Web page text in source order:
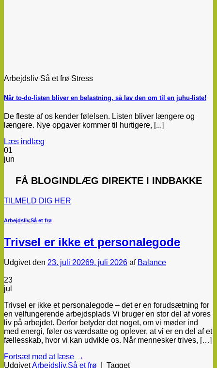
Arbejdsliv Så et frø Stress
Når to-do-listen bliver en belastning, så lav den om til en juhu-liste!
De fleste af os kender følelsen. Listen bliver længere og
længere. Nye opgaver kommer til hurtigere, [...]
Læs indlæg
01
jun
FÅ BLOGINDLÆG DIREKTE I INDBAKKE
TILMELD DIG HER
Arbejdsliv,Så et frø
Trivsel er ikke et personalegode
Udgivet den 23. juli 20269. juli 2026 af Balance
23
jul
Trivsel er ikke et personalegode – det er en forudsætning for
en velfungerende arbejdsplads Vi bruger en stor del af vores
liv på arbejdet. Derfor betyder det noget, om vi møder ind
med energi, føler os værdsatte og oplever, at vi er en del af et
fællesskab, hvor vi kan udvikle os. Når mennesker trives, […]
Fortsæt med at læse →
UdgivetArbejdsliv,Så et frø
Tagget